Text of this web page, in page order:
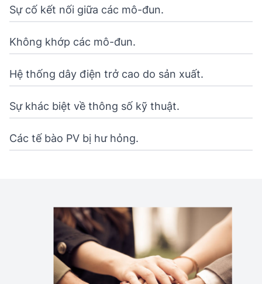
Sự cố kết nối giữa các mô-đun.
Không khớp các mô-đun.
Hệ thống dây điện trở cao do sản xuất.
Sự khác biệt về thông số kỹ thuật.
Các tế bào PV bị hư hỏng.